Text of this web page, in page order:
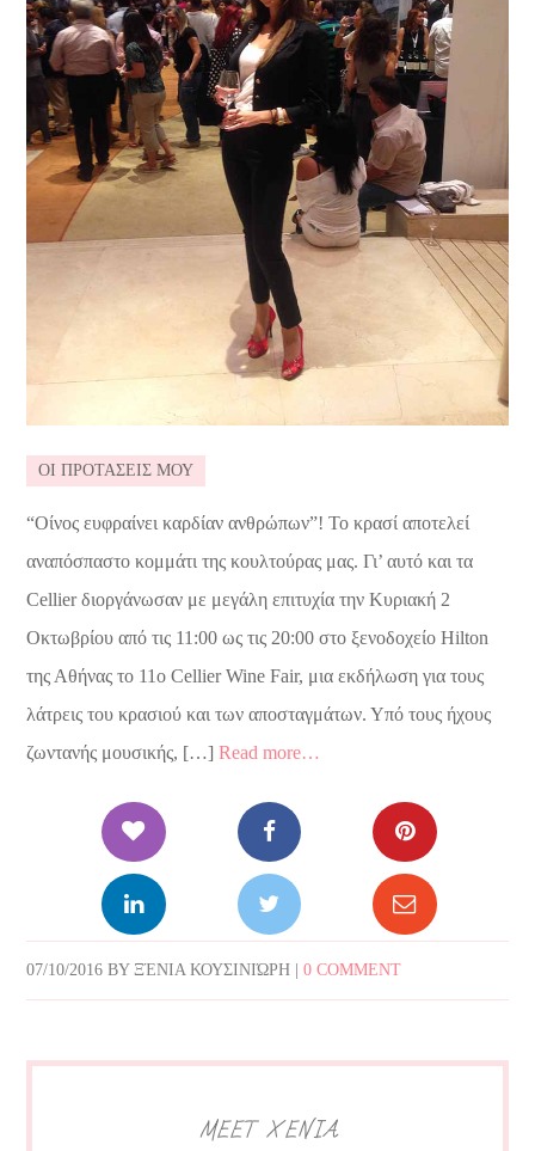
ΟΙ ΠΡΟΤΑΣΕΙΣ ΜΟΥ
“Οίνος ευφραίνει καρδίαν ανθρώπων”! Το κρασί αποτελεί
αναπόσπαστο κομμάτι της κουλτούρας μας. Γι’ αυτό και τα
Cellier διοργάνωσαν με μεγάλη επιτυχία την Κυριακή 2
Οκτωβρίου από τις 11:00 ως τις 20:00 στο ξενοδοχείο Hilton
της Αθήνας το 11ο Cellier Wine Fair, μια εκδήλωση για τους
λάτρεις του κρασιού και των αποσταγμάτων. Υπό τους ήχους
ζωντανής μουσικής, […]Read more…
07/10/2016 BYΞΈΝΙΑ ΚΟΥΣΙΝΙΏΡΗ |0 COMMENT
MEET XENIA